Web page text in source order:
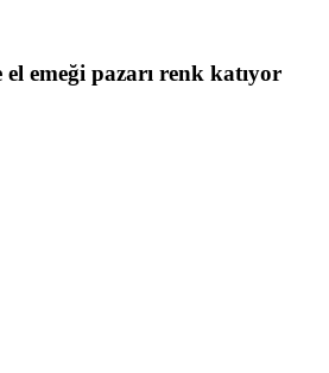
emeği pazarı renk katıyor